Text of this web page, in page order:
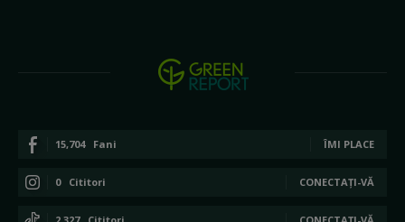
15,704 Fani ÎMI PLACE
0 Cititori CONECTAȚI-VĂ